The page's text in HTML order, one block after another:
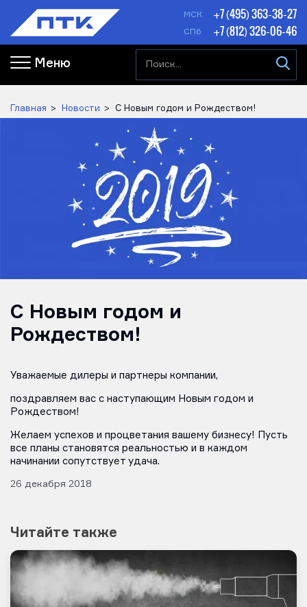
МСК +7 (495) 363-38-27
СПб +7 (812) 326-06-46
Меню
Главная Новости С Новым годом и Рождеством!
С Новым годом и
Рождеством!
Уважаемые дилеры и партнеры компании,
поздравляем вас с наступающим Новым годом и
Рождеством!
Желаем успехов и процветания вашему бизнесу! Пусть
все планы становятся реальностью и в каждом
начинании сопутствует удача.
26 декабря 2018
Читайте также